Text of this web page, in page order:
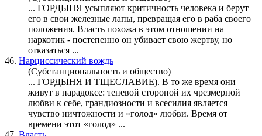
... ГОРДЫНЯ усыпляют критичность человека и берут
его в свои железные лапы, превращая его в раба своего
положения. Власть похожа в этом отношении на
наркотик - постепенно он убивает свою жертву, но
отказаться ...
46. Нарциссический вождь
(Субстанциональность и общество)
... ГОРДЫНЯ И ТЩЕСЛАВИЕ). В то же время они
живут в парадоксе: теневой стороной их чрезмерной
любви к себе, грандиозности и всесилия является
чувство ничтожности и «голод» любви. Время от
времени этот «голод» ...